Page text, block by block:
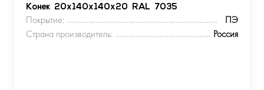
Конек 20х140х140х20 RAL 7035
Покрытие:
ПЭ
Страна производитель:
Россия